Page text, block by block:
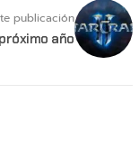
publicación
año